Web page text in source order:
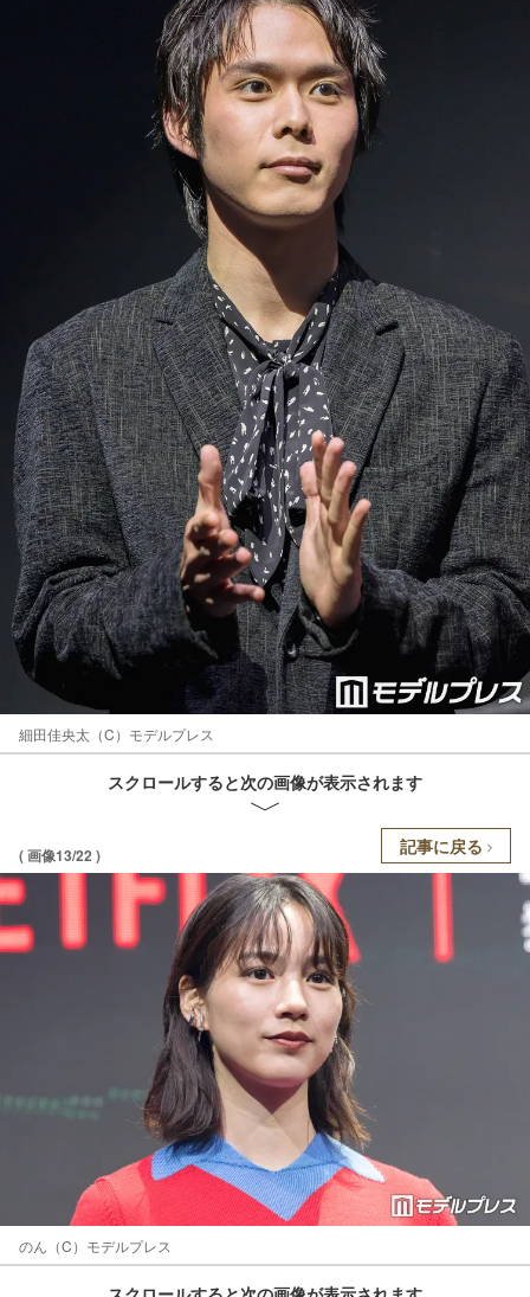
細田佳央太（C）モデルプレス
スクロールすると次の画像が表示されます
( 画像13/22 ) 記事に戻る
のん（C）モデルプレス